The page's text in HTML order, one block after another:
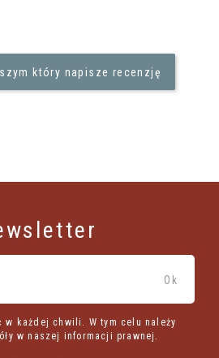
który napisze recenzję
w każdej chwili. W tym celu należy
w naszej informacji prawnej.